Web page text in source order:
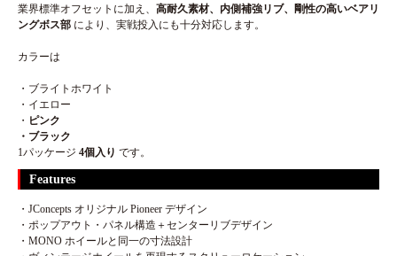
業界標準オフセットに加え、 高耐久素材、内側補強リブ、剛性の高いベアリ
ングボス部 により、実戦投入にも十分対応します。
カラーは
・ブライトホワイト
・イエロー
・ ピンク
・ブラック
1パッケージ 4個入り です。
Features
・JConcepts オリジナル Pioneer デザイン
・ポップアウト・パネル構造＋センターリブデザイン
・MONO ホイールと同一の寸法設計